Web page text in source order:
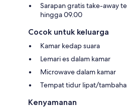
Sarapan gratis take-away
hingga 09.00
Cocok untuk keluarga
Kamar kedap suara
Lemari es dalam kamar
Microwave dalam kamar
Tempat tidur lipat/
Kenyamanan